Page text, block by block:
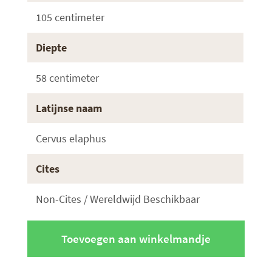
105 centimeter
Diepte
58 centimeter
Latijnse naam
Cervus elaphus
Cites
Non-Cites / Wereldwijd Beschikbaar
Toevoegen aan winkelmandje